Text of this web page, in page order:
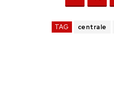
TAG centrale